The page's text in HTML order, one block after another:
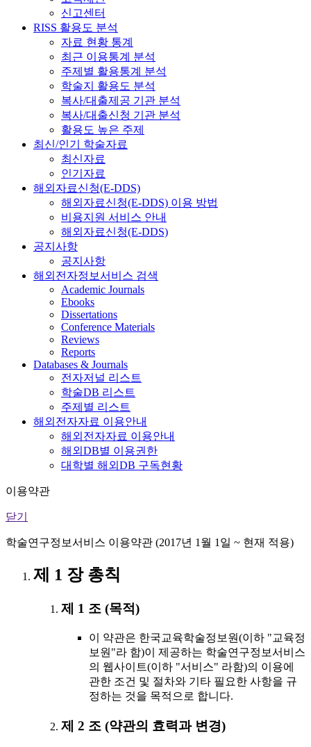
신고센터
RISS 활용도 분석
자료 현황 통계
최근 이용통계 분석
주제별 활용통계 분석
학술지 활용도 분석
복사/대출제공 기관 분석
복사/대출신청 기관 분석
활용도 높은 주제
최신/인기 학술자료
최신자료
인기자료
해외자료신청(E-DDS)
해외자료신청(E-DDS) 이용 방법
비용지원 서비스 안내
해외자료신청(E-DDS)
공지사항
공지사항
해외전자정보서비스 검색
Academic Journals
Ebooks
Dissertations
Conference Materials
Reviews
Reports
Databases & Journals
전자저널 리스트
학술DB 리스트
주제별 리스트
해외전자자료 이용안내
해외전자자료 이용안내
해외DB별 이용권한
대학별 해외DB 구독현황
이용약관
닫기
학술연구정보서비스 이용약관 (2017년 1월 1일 ~ 현재 적용)
제 1 장 총칙
제 1 조 (목적)
이 약관은 한국교육학술정보원(이하 "교육정
보원"라 함)이 제공하는 학술연구정보서비스
의 웹사이트(이하 "서비스" 라함)의 이용에
관한 조건 및 절차와 기타 필요한 사항을 규
정하는 것을 목적으로 합니다.
제 2 조 (약관의 효력과 변경)